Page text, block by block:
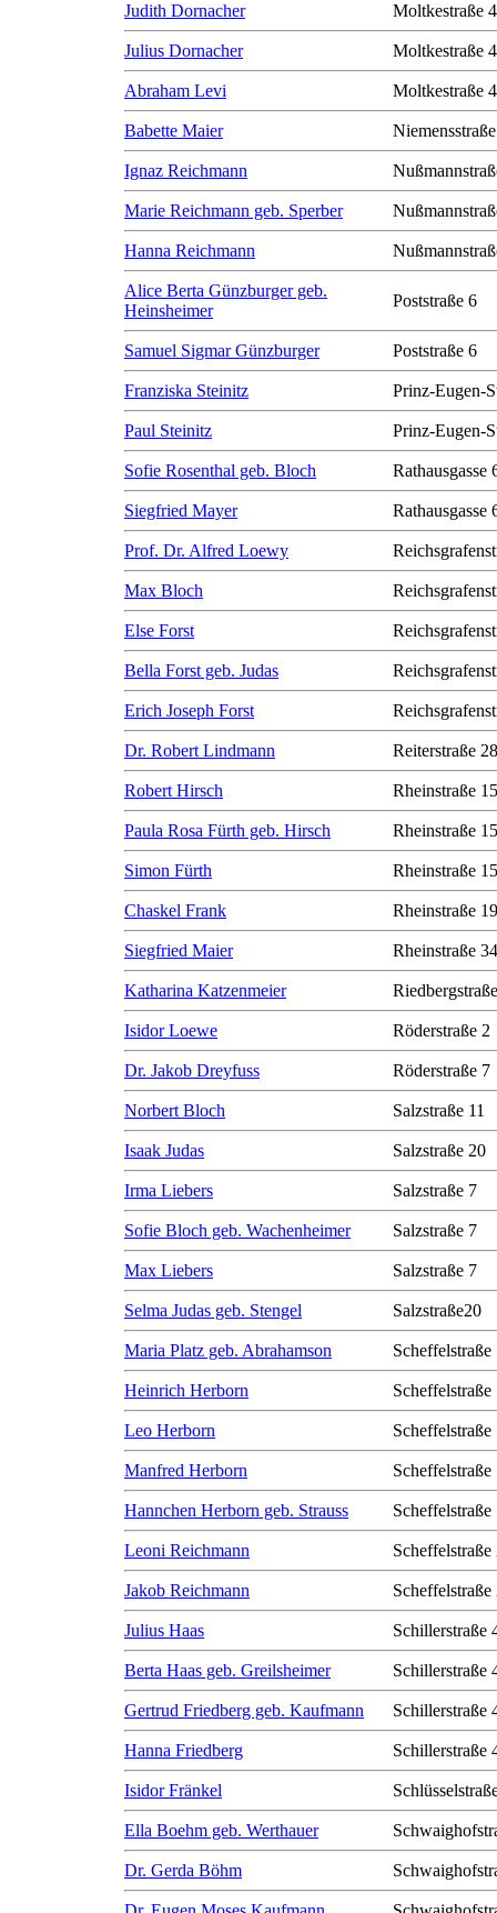
Judith Dornacher Moltkestraße
Julius Dornacher Moltkestraße
Abraham Levi Moltkestraße
Babette Maier
Ignaz Reichmann
Marie Reichmann geb. Sperber
Hanna Reichmann
Alice Berta Günzburger geb.
Heinsheimer
Poststraße 6
Samuel Sigmar Günzburger Poststraße 6
Franziska Steinitz Prinz-Eugen-
Paul Steinitz Prinz-Eugen-
Sofie Rosenthal geb. Bloch Rathausgasse
Siegfried Mayer Rathausgasse
Prof. Dr. Alfred Loewy
Max Bloch
Else Forst
Bella Forst geb. Judas
Erich Joseph Forst
Dr. Robert Lindmann Reiterstraße 28
Robert Hirsch Rheinstraße 15
Paula Rosa Fürth geb. Hirsch Rheinstraße 15
Simon Fürth Rheinstraße 15
Chaskel Frank Rheinstraße 19
Siegfried Maier Rheinstraße 34
Katharina Katzenmeier
Isidor Loewe Röderstraße 2
Dr. Jakob Dreyfuss Röderstraße 7
Norbert Bloch Salzstraße 11
Isaak Judas Salzstraße 20
Irma Liebers Salzstraße 7
Sofie Bloch geb. Wachenheimer Salzstraße 7
Max Liebers Salzstraße 7
Selma Judas geb. Stengel Salzstraße20
Maria Platz geb. Abrahamson Scheffelstraße
Heinrich Herborn Scheffelstraße
Leo Herborn Scheffelstraße
Manfred Herborn Scheffelstraße
Hannchen Herborn geb. Strauss Scheffelstraße
Leoni Reichmann Scheffelstraße
Jakob Reichmann Scheffelstraße
Julius Haas Schillerstraße
Berta Haas geb. Greilsheimer Schillerstraße
Gertrud Friedberg geb. Kaufmann Schillerstraße
Hanna Friedberg Schillerstraße
Isidor Fränkel
Ella Boehm geb. Werthauer
Dr. Gerda Böhm